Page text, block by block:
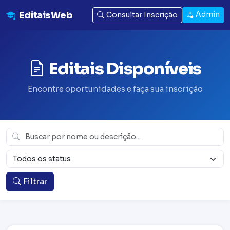
EditaisWeb Consultar Inscrição Admin
Editais Disponíveis
Encontre oportunidades e faça sua inscrição
Filtrar